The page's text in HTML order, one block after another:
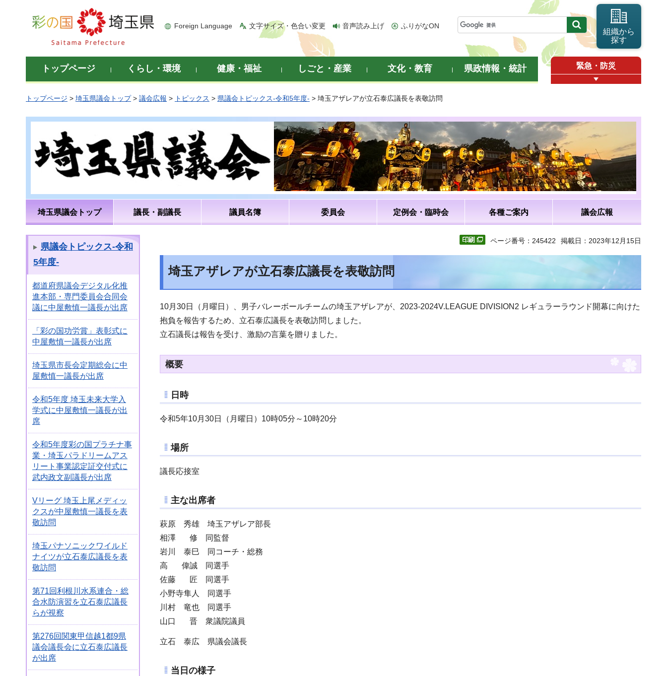
彩の国 埼玉県
Foreign Language 文字サイズ・色合い変更 音声読み上げ ふりがなON
組織から
探す
トップページ くらし・環境 健康・福祉 しごと・産業 文化・教育 県政情報・統計 緊急・防災
トップページ > 埼玉県議会トップ> 議会広報 > トピックス > 県議会トピックス-令和5年度- > 埼玉アザレアが立石泰広議長を表敬訪問
埼玉県議会トップ 議長・副議長 議員名簿 委員会 定例会・臨時会 各種ご案内 議会広報
県議会トピックス-令和
5年度-
都道府県議会デジタル化推
進本部・専門委員会合同会
議に中屋敷慎一議長が出席
「彩の国功労賞」表彰式に
中屋敷慎一議長が出席
埼玉県市長会定期総会に中
屋敷慎一議長が出席
令和5年度 埼玉未来大学入
学式に中屋敷慎一議長が出
席
令和5年度彩の国プラチナ事
業・埼玉パラドリームアス
リート事業認定証交付式に
武内政文副議長が出席
Vリーグ 埼玉上尾メディッ
クスが中屋敷慎一議長を表
敬訪問
埼玉パナソニックワイルド
ナイツが立石泰広議長を表
敬訪問
第71回利根川水系連合・総
合水防演習を立石泰広議長
らが視察
第276回関東甲信越1都9県
議会議長会に立石泰広議長
が出席
ページ番号：245422 掲載日：2023年12月15日
埼玉アザレアが立石泰広議長を表敬訪問
10月30日（月曜日）、男子バレーボールチームの埼玉アザレアが、2023-2024V.LEAGUE DIVISION2 レギュラーラウンド開幕に向けた
抱負を報告するため、立石泰広議長を表敬訪問しました。
立石議長は報告を受け、激励の言葉を贈りました。
概要
日時
令和5年10月30日（月曜日）10時05分～10時20分
場所
議長応接室
主な出席者
萩原 秀雄 埼玉アザレア部長
相澤 修 同監督
岩川 泰巳 同コーチ・総務
高 偉誠 同選手
佐藤 匠 同選手
小野寺隼人 同選手
川村 竜也 同選手
山口 晋 衆議院議員
立石 泰広 県議会議長
当日の様子